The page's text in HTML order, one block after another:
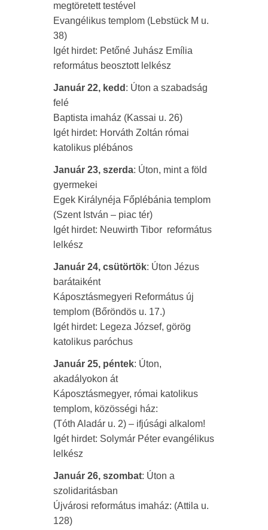
megtöretett testével
Evangélikus templom (Lebstück M u.
38)
Igét hirdet: Petőné Juhász Emília
református beosztott lelkész
Január 22, kedd : Úton a szabadság
felé
Baptista imaház (Kassai u. 26)
Igét hirdet: Horváth Zoltán római
katolikus plébános
Január 23, szerda: Úton, mint a föld
gyermekei
Egek Királynéja Főplébánia templom
(Szent István – piac tér)
Igét hirdet: Neuwirth Tibor református
lelkész
Január 24, csütörtök: Úton Jézus
barátaiként
Káposztásmegyeri Református új
templom (Bőröndös u. 17.)
Igét hirdet: Legeza József, görög
katolikus paróchus
Január 25, péntek: Úton,
akadályokon át
Káposztásmegyer, római katolikus
templom, közösségi ház:
(Tóth Aladár u. 2) – ifjúsági alkalom!
Igét hirdet: Solymár Péter evangélikus
lelkész
Január 26, szombat: Úton a
szolidaritásban
Újvárosi református imaház: (Attila u.
128)